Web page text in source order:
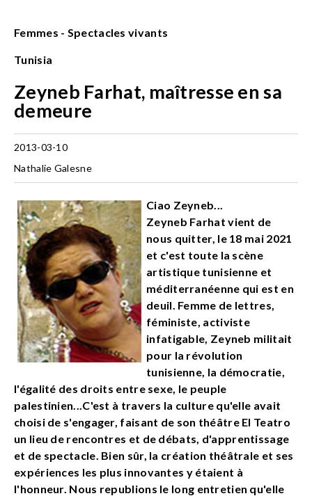
Femmes - Spectacles vivants
Tunisia
Zeyneb Farhat, maîtresse en sa
demeure
2013-03-10
Nathalie Galesne
Ciao Zeyneb...
Zeyneb Farhat vient de
nous quitter, le 18 mai 2021
et c'est toute la scène
artistique tunisienne et
méditerranéenne qui est en
deuil. Femme de lettres,
féministe, activiste
infatigable, Zeyneb militait
pour la révolution
tunisienne, la démocratie,
l'égalité des droits entre sexe, le peuple
palestinien...C'est à travers la culture qu'elle avait
choisi de s'engager, faisant de son théâtre El Teatro
un lieu de rencontres et de débats, d'apprentissage
et de spectacle. Bien sûr, la création théâtrale et ses
expériences les plus innovantes y étaient à
l'honneur. Nous republions le long entretien qu'elle